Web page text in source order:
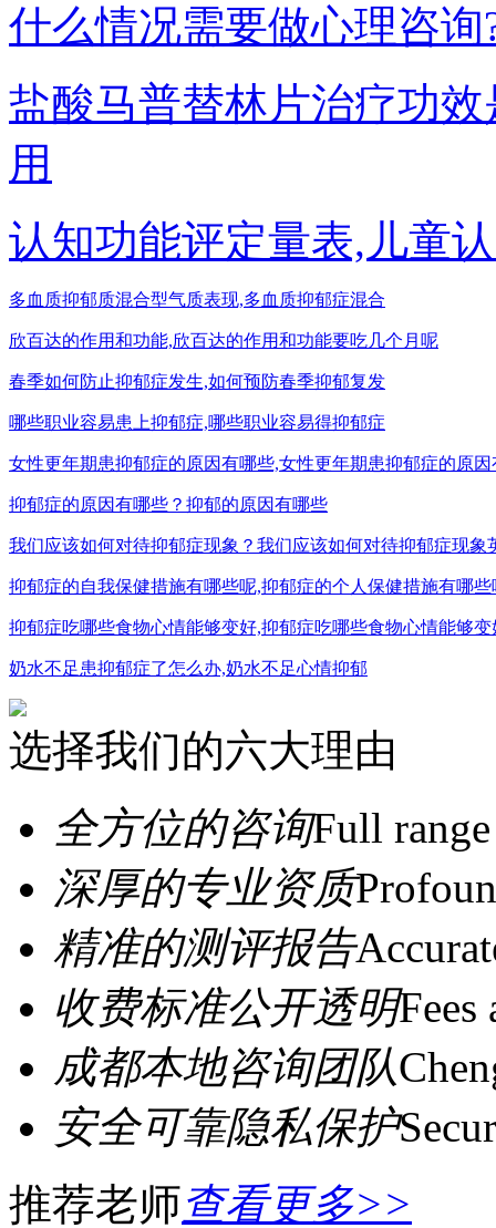
什么情况需要做心理咨询
盐酸马普替林片治疗功
用
认知功能评定量表,儿童
多血质抑郁质混合型气质表现,多血质抑郁症混合
欣百达的作用和功能,欣百达的作用和功能要吃几个月呢
春季如何防止抑郁症发生,如何预防春季抑郁复发
哪些职业容易患上抑郁症,哪些职业容易得抑郁症
女性更年期患抑郁症的原因有哪些,女性更年期患抑郁症的原
抑郁症的原因有哪些？抑郁的原因有哪些
我们应该如何对待抑郁症现象？我们应该如何对待抑郁症现象
抑郁症的自我保健措施有哪些呢,抑郁症的个人保健措施有哪些
抑郁症吃哪些食物心情能够变好,抑郁症吃哪些食物心情能够变
奶水不足患抑郁症了怎么办,奶水不足心情抑郁
选择我们的六大理由
全方位的咨询Full
深厚的专业资质
精准的测评报告
收费标准公开透明Fees
成都本地咨询团队
安全可靠隐私保护
推荐老师查看更多>>